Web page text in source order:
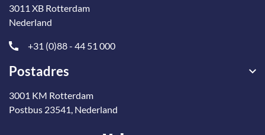
3011 XB Rotterdam
Nederland
+31 (0)88 - 44 51 000
Postadres
3001 KM Rotterdam
Postbus 23541, Nederland